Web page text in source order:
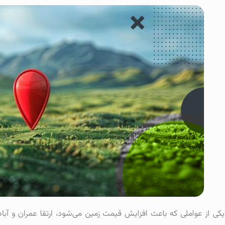
یکی از عواملی که باعث افزایش قیمت زمین می‌شود، ارتقا عمران و